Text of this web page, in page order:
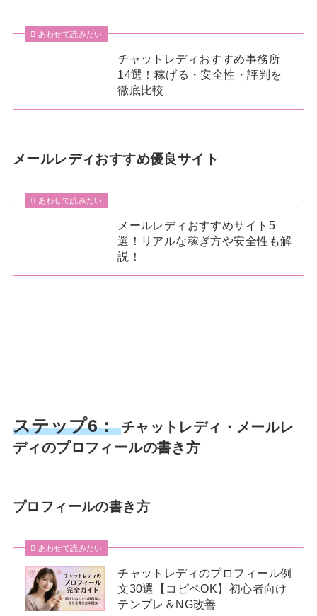
あわせて読みたい
チャットレディおすすめ事務所
14選！稼げる・安全性・評判を
徹底比較
メールレディおすすめ優良サイト
あわせて読みたい
メールレディおすすめサイト5
選！リアルな稼ぎ方や安全性も解
説！
ステップ6： チャットレディ・メールレ
ディのプロフィールの書き方
プロフィールの書き方
あわせて読みたい
チャットレディのプロフィール例
文30選【コピペOK】初心者向け
テンプレ＆NG改善